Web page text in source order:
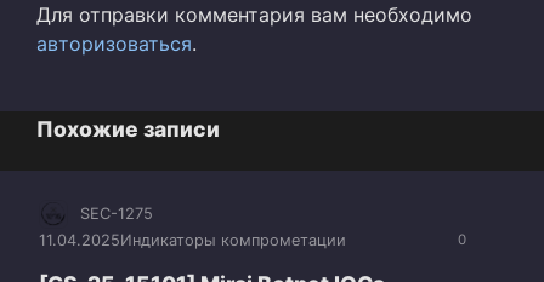
Для отправки комментария вам необходимо
авторизоваться.
Похожие записи
0
SEC-1275
11.04.2025Индикаторы компрометации